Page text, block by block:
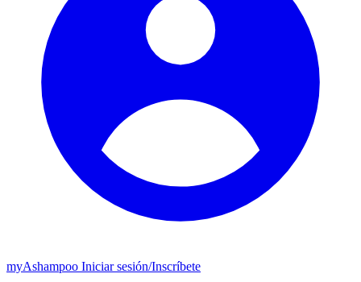
myAshampoo Iniciar sesión/Inscríbete